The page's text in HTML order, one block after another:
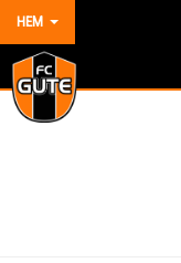
HEM
HEM